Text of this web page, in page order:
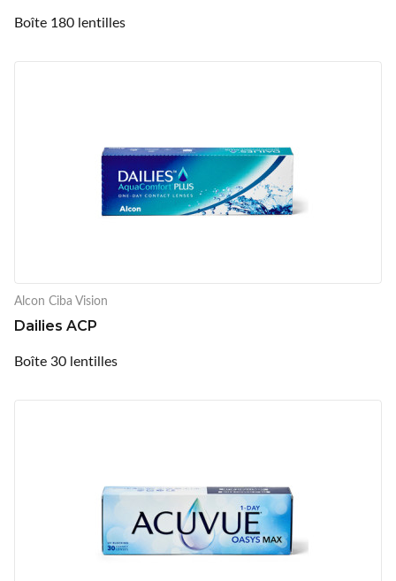
Boîte 180 lentilles
Alcon Ciba Vision
Dailies ACP
Boîte 30 lentilles